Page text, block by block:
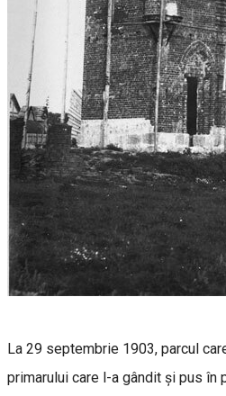
La 29 septembrie 1903, parcul
primarului care l-a gândit și pus în